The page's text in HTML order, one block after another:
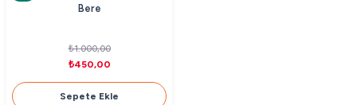
Bere
₺1.000,00
₺450,00
Sepete Ekle